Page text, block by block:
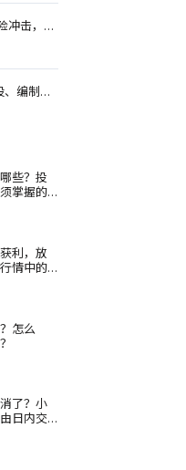
国际油价再上100美元!地缘风险冲击，能源动脉告急
罗素2000指数是什么？成分股、编制方式、ETF投资与风险解析
些？投
掌握的
利，放
情中的
怎么
了？小
日内交